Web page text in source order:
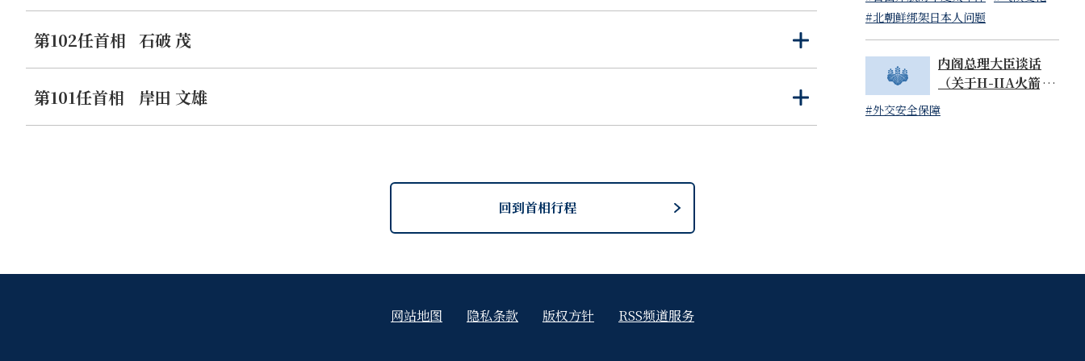
开
闭
第102任首相 石破 茂
打
开
关
闭
第101任首相
岸田 文雄
打
开
关
闭
读）
#北朝鲜绑架日本人问题
内阁总理大臣谈话
（关于H-IIA火箭48
号机的成功发射）
#外交安全保障
回到首相行程
网站地图 隐私条款 版权方针 RSS频道服务